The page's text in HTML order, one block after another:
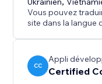
Vous pouvez
site dans la langue
CC
Appli
Certified